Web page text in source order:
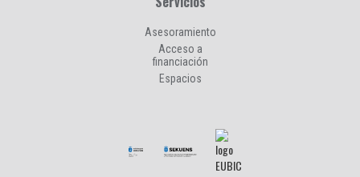
Asesoramiento
Acceso a
financiación
Espacios